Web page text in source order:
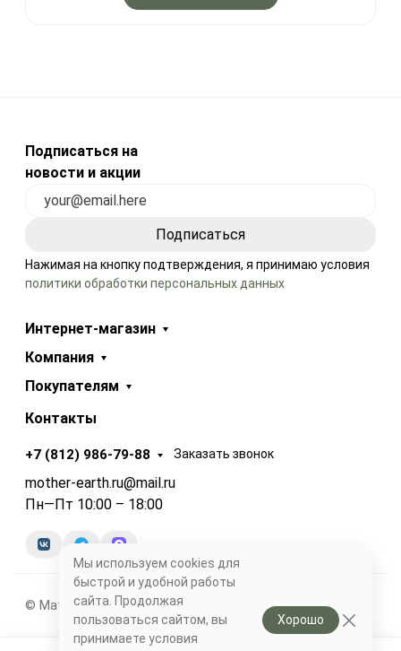
Подписаться на
новости и акции
Нажимая на кнопку подтверждения, я принимаю условия
политики обработки персональных данных
Интернет-магазин
Компания
Покупателям
Контакты
+7 (812) 986-79-88 Заказать звонок
mother-earth.ru@mail.ru
Пн—Пт 10:00 – 18:00
© Матушка-Земля, 2012-2026
Мы используем cookies для
быстрой и удобной работы
сайта. Продолжая
пользоваться сайтом, вы
принимаете условия
Хорошо